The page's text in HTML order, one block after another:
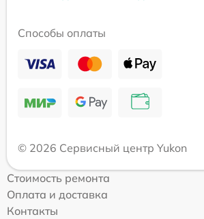
Способы оплаты
© 2026 Сервисный центр Yukon
Стоимость ремонта
Оплата и доставка
Контакты